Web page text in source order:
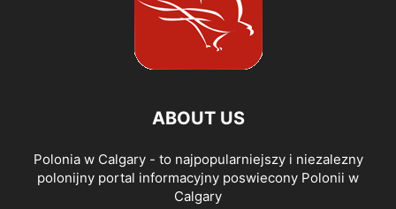
ABOUT US
Polonia w Calgary - to najpopularniejszy i niezalezny
polonijny portal informacyjny poswiecony Polonii w
Calgary